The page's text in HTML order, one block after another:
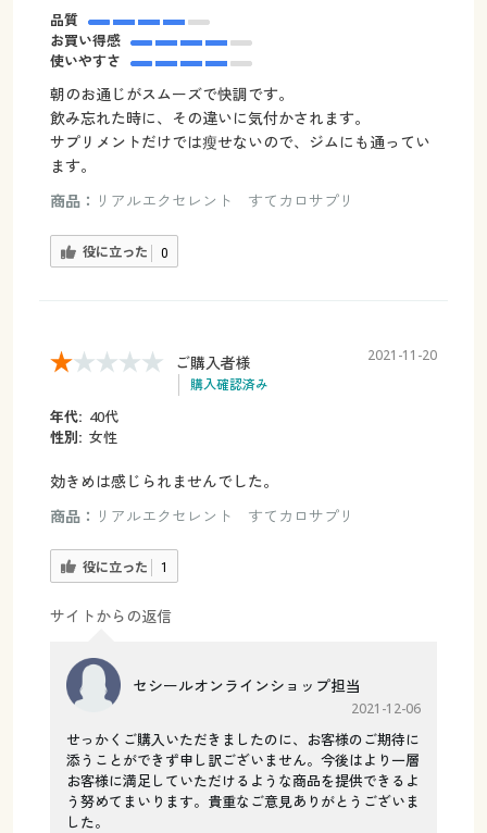
品質
お買い得感
使いやすさ
朝のお通じがスムーズで快調です。
飲み忘れた時に、その違いに気付かされます。
サプリメントだけでは瘦せないので、ジムにも通ってい
ます。
商品： リアルエクセレント すてカロサプリ
役に立った 0
ご購入者様
購入確認済み
2021-11-20
年代: 40代
性別: 女性
効きめは感じられませんでした。
商品： リアルエクセレント すてカロサプリ
役に立った 1
サイトからの返信
セシールオンラインショップ担当
2021-12-06
せっかくご購入いただきましたのに、お客様のご期待に
添うことができず申し訳ございません。今後はより一層
お客様に満足していただけるような商品を提供できるよ
う努めてまいります。貴重なご意見ありがとうございま
した。